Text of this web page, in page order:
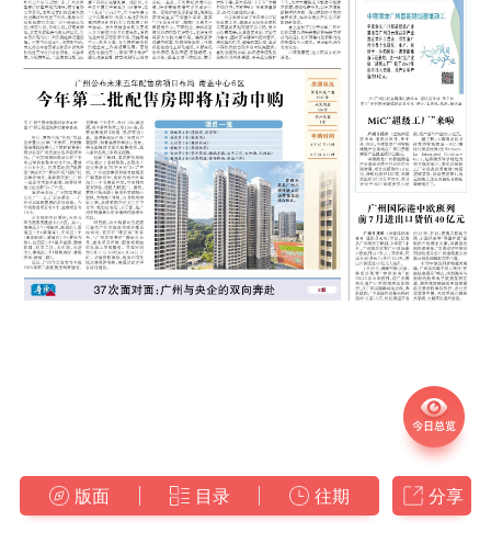
版面 目录 往期 分享